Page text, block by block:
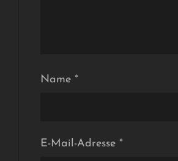
Name *
E-Mail-Adresse *